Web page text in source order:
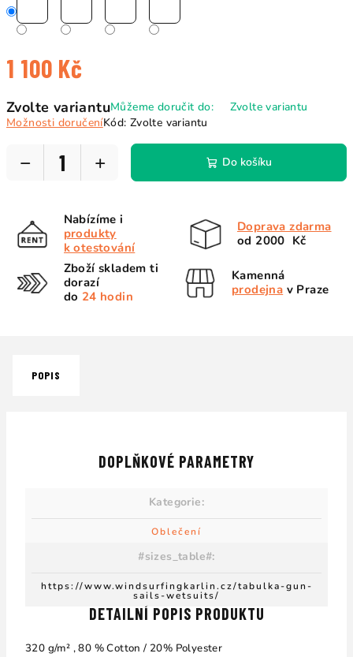
1 100 Kč
cena:
Zvolte variantuMůžeme doručit do:
Zvolte variantu
Možnosti doručeníKód: Zvolte variantu
+
− Do košíku
Nabízíme i
produkty
k otestování
Doprava zdarma
od 2000 Kč
Zboží skladem ti
dorazí
do 24 hodin
Kamenná
prodejna v Praze
POPIS
DETAILNÍ POPIS PRODUKTU
320 g/m² , 80 % Cotton / 20% Polyester
DOPLŇKOVÉ PARAMETRY
Kategorie:
Oblečení
#sizes_table#:
https://www.windsurfingkarlin.cz/tabulka-gun-
sails-wetsuits/